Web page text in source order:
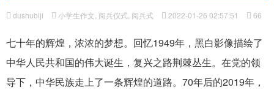
dushubiji 小学生作文 阅兵仪式 阅兵式 2022-01-26 02:57:51 66
七十年的辉煌，浓浓的梦想。回忆1949年，黑白影像描绘了
中华人民共和国的伟大诞生，复兴之路荆棘丛生。在党的领
导下，中华民族走上了一条辉煌的道路。70年后的2019年，